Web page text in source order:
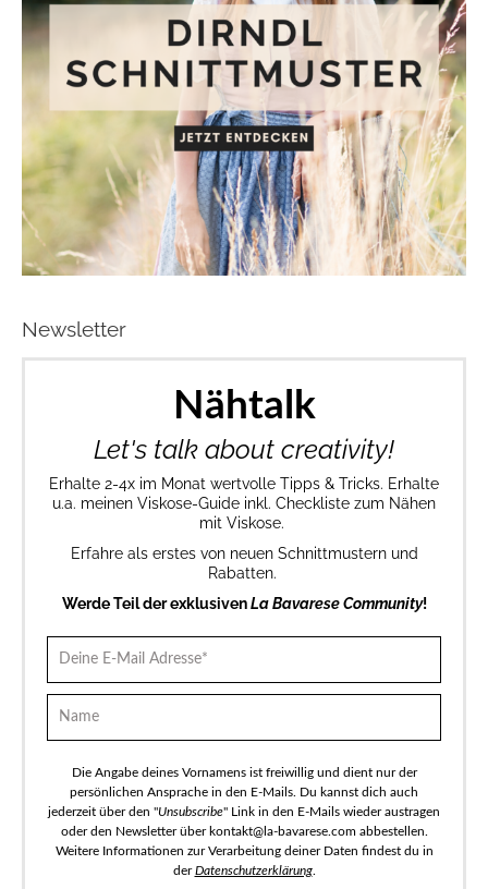
Newsletter
Nähtalk
Let's talk about creativity!
Erhalte 2-4x im Monat wertvolle Tipps & Tricks. Erhalte
u.a. meinen Viskose-Guide inkl. Checkliste zum Nähen
mit Viskose.
Erfahre als erstes von neuen Schnittmustern und
Rabatten.
Werde Teil der exklusivenLa Bavarese Community!
Die Angabe deines Vornamens ist freiwillig und dient nur der
persönlichen Ansprache in den E-Mails. Du kannst dich auch
jederzeit über den "Unsubscribe" Link in den E-Mails wieder austragen
oder den Newsletter über kontakt@la-bavarese.com abbestellen.
Weitere Informationen zur Verarbeitung deiner Daten findest du in
derDatenschutzerklärung.